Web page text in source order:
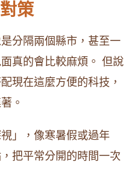
策
分隔兩個縣市，甚至一
真的會比較麻煩。 但說
現在這麼方便的科技，
。
」，像寒暑假或過年
把平常分開的時間一次